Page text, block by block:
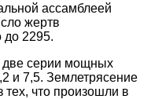
ассамблеей
жертв
до 2295.
две серии мощных
и 7,5. Землетрясение
что произошли в